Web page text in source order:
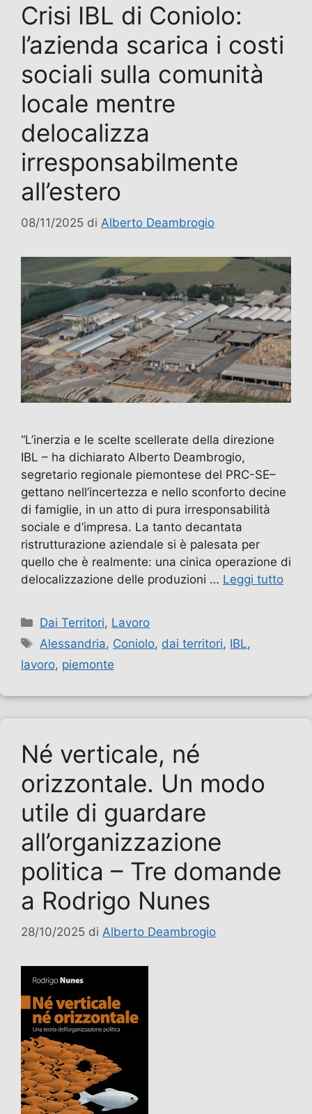
Crisi IBL di Coniolo:
l’azienda scarica i costi
sociali sulla comunità
locale mentre
delocalizza
irresponsabilmente
all’estero
08/11/2025 di Alberto Deambrogio
“L’inerzia e le scelte scellerate della direzione
IBL – ha dichiarato Alberto Deambrogio,
segretario regionale piemontese del PRC-SE–
gettano nell’incertezza e nello sconforto decine
di famiglie, in un atto di pura irresponsabilità
sociale e d’impresa. La tanto decantata
ristrutturazione aziendale si è palesata per
quello che è realmente: una cinica operazione di
delocalizzazione delle produzioni … Leggi tutto
Categorie
Dai Territori, Lavoro
Tag
Alessandria, Coniolo, dai territori, IBL,
lavoro, piemonte
Né verticale, né
orizzontale. Un modo
utile di guardare
all’organizzazione
politica – Tre domande
a Rodrigo Nunes
28/10/2025 di Alberto Deambrogio